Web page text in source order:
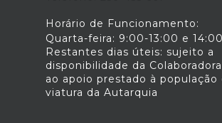
Horário de Funcionamento:
Quarta-feira: 9:00-13:00 e
Restantes dias úteis: sujeito a
disponibilidade da
ao apoio prestado à população
viatura da Autarquia